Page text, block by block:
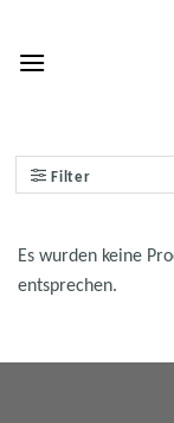
content
Filter
Es wurden keine
entsprechen.